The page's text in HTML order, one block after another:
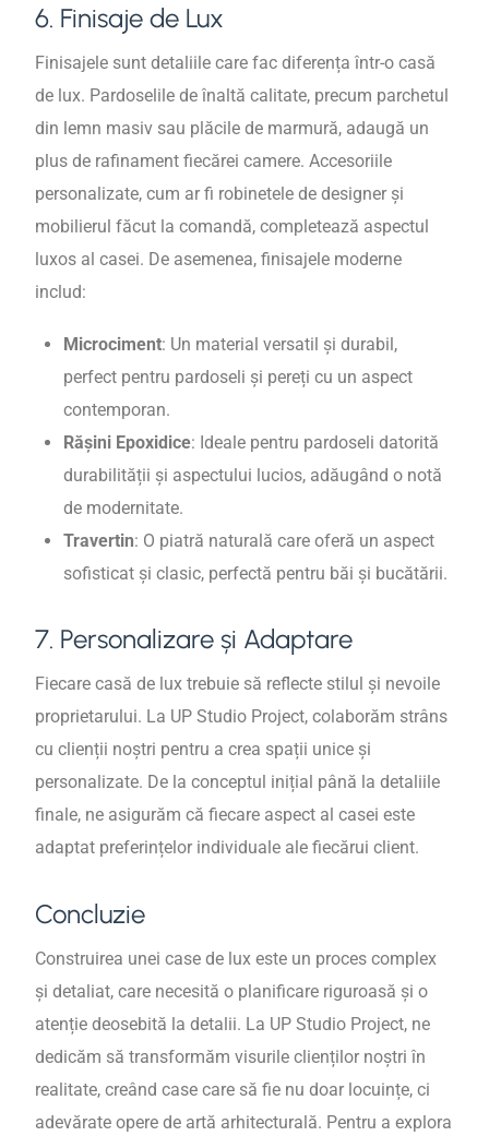
6. Finisaje de Lux
Finisajele sunt detaliile care fac diferența într-o casă
de lux. Pardoselile de înaltă calitate, precum parchetul
din lemn masiv sau plăcile de marmură, adaugă un
plus de rafinament fiecărei camere. Accesoriile
personalizate, cum ar fi robinetele de designer și
mobilierul făcut la comandă, completează aspectul
luxos al casei. De asemenea, finisajele moderne
includ:
Microciment: Un material versatil și durabil,
perfect pentru pardoseli și pereți cu un aspect
contemporan.
Rășini Epoxidice: Ideale pentru pardoseli datorită
durabilității și aspectului lucios, adăugând o notă
de modernitate.
Travertin: O piatră naturală care oferă un aspect
sofisticat și clasic, perfectă pentru băi și bucătării.
7. Personalizare și Adaptare
Fiecare casă de lux trebuie să reflecte stilul și nevoile
proprietarului. La UP Studio Project, colaborăm strâns
cu clienții noștri pentru a crea spații unice și
personalizate. De la conceptul inițial până la detaliile
finale, ne asigurăm că fiecare aspect al casei este
adaptat preferințelor individuale ale fiecărui client.
Concluzie
Construirea unei case de lux este un proces complex
și detaliat, care necesită o planificare riguroasă și o
atenție deosebită la detalii. La UP Studio Project, ne
dedicăm să transformăm visurile clienților noștri în
realitate, creând case care să fie nu doar locuințe, ci
adevărate opere de artă arhitecturală. Pentru a explora